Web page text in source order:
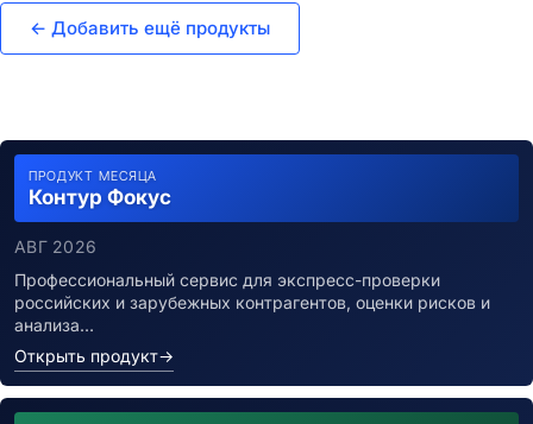
← Добавить ещё продукты
ПРОДУКТ МЕСЯЦА
Контур Фокус
АВГ 2026
Профессиональный сервис для экспресс-проверки
российских и зарубежных контрагентов, оценки рисков и
анализа…
Открыть продукт→